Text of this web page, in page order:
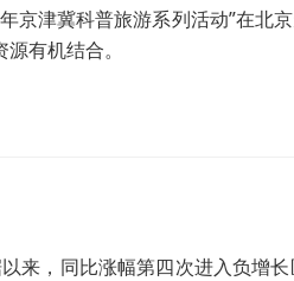
津冀科普旅游系列活动”在北
有机结合。
来，同比涨幅第四次进入负增